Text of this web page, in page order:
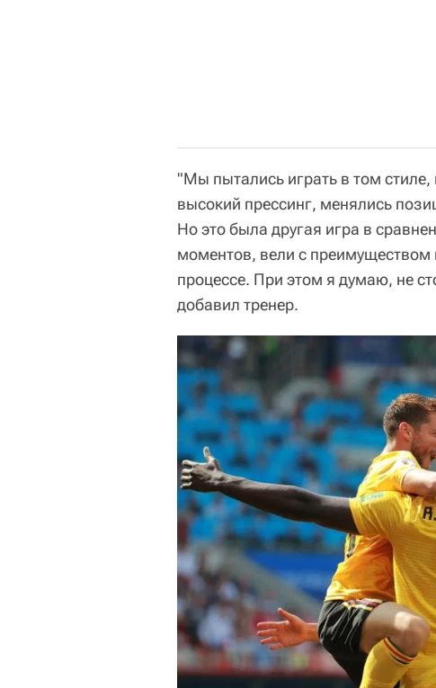
"Мы пытались играть в том
высокий прессинг, менялись
Но это была другая игра в
моментов, вели с
процессе. При этом я думаю, не
добавил тренер.